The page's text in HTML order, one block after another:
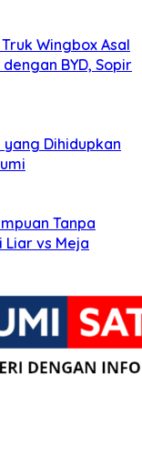
Wingbox Asal
BYD, Sopir
yang Dihidupkan
Tanpa
Liar vs Meja